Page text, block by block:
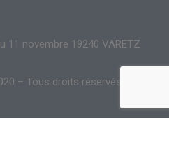
11 novembre 19240 VARETZ
– Tous droits réservés